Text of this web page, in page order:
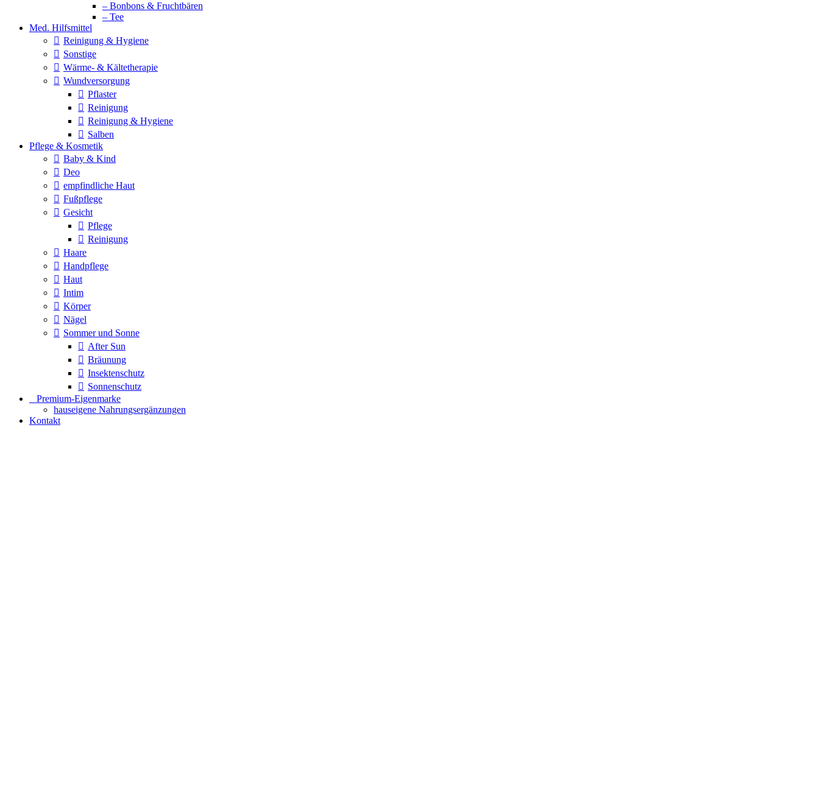
– Bonbons & Fruchtbären
– Tee
Med. Hilfsmittel
Reinigung & Hygiene
Sonstige
Wärme- & Kältetherapie
Wundversorgung
Pflaster
Reinigung
Reinigung & Hygiene
Salben
Pflege & Kosmetik
Baby & Kind
Deo
empfindliche Haut
Fußpflege
Gesicht
Pflege
Reinigung
Haare
Handpflege
Haut
Intim
Körper
Nägel
Sommer und Sonne
After Sun
Bräunung
Insektenschutz
Sonnenschutz
⠀​Premium-Eigenmarke
hauseigene Nahrungsergänzungen
Kontakt